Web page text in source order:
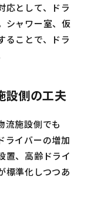
応として、ドラ
シャワー室、仮
ることで、ドラ
設側の工夫
流施設側でも
ライバーの増加
置、高齢ドライ
標準化しつつあ